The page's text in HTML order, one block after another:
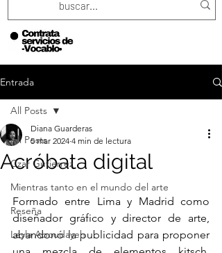
Entrada
All Posts
Czar Gutierrez
Mientras tanto en el mundo del arte
Reseña
Leyla Aboudayeh
All Posts
Acróbata digital
Diana Guarderas
5 mar 2024 4 min de lectura
Formado entre Lima y Madrid como
diseñador gráfico y director de arte,
abandonó la publicidad para proponer